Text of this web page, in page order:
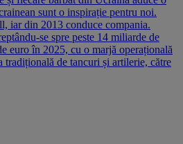
sunt o inspirație pentru noi.
iar din 2013 conduce compania.
se spre peste 14 miliarde de
euro în 2025, cu o marjă operațională
de tancuri și artilerie, către